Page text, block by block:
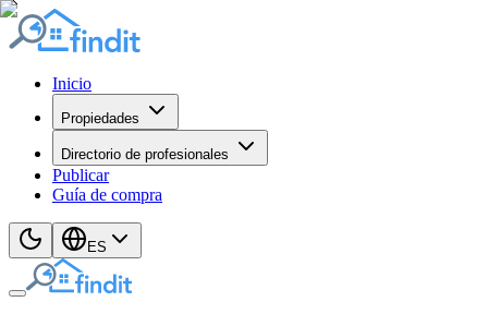
Inicio
Propiedades
Directorio de profesionales
Publicar
Guía de compra
ES